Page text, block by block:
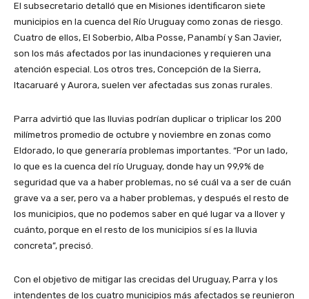
El subsecretario detalló que en Misiones identificaron siete
municipios en la cuenca del Río Uruguay como zonas de riesgo.
Cuatro de ellos, El Soberbio, Alba Posse, Panambí y San Javier,
son los más afectados por las inundaciones y requieren una
atención especial. Los otros tres, Concepción de la Sierra,
Itacaruaré y Aurora, suelen ver afectadas sus zonas rurales.
Parra advirtió que las lluvias podrían duplicar o triplicar los 200
milímetros promedio de octubre y noviembre en zonas como
Eldorado, lo que generaría problemas importantes. “Por un lado,
lo que es la cuenca del río Uruguay, donde hay un 99,9% de
seguridad que va a haber problemas, no sé cuál va a ser de cuán
grave va a ser, pero va a haber problemas, y después el resto de
los municipios, que no podemos saber en qué lugar va a llover y
cuánto, porque en el resto de los municipios sí es la lluvia
concreta”, precisó.
Con el objetivo de mitigar las crecidas del Uruguay, Parra y los
intendentes de los cuatro municipios más afectados se reunieron